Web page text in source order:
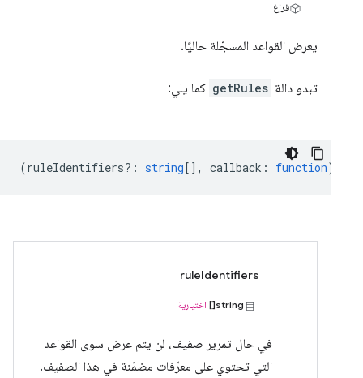
فراغ
يعرض القواعد المسجّلة حاليًا.
تبدو دالة getRules كما يلي:
(ruleIdentifiers? : string [], callback : function)
ruleIdentifiers
string[] اختيارية
في حال تمرير صفيف، لن يتم عرض سوى القواعد
التي تحتوي على معرّفات مضمّنة في هذا الصفيف.